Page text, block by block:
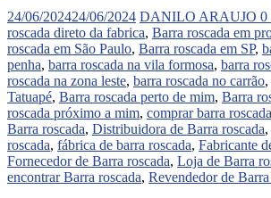
24/06/202424/06/2024 DANILO ARAUJO 0
roscada direto da fabrica, Barra roscada em
roscada em São Paulo, Barra roscada em SP,
penha, barra roscada na vila formosa, barra
roscada na zona leste, barra roscada no carrão,
Tatuapé, Barra roscada perto de mim, Barra
roscada próximo a mim, comprar barra roscada
Barra roscada, Distribuidora de Barra roscada,
roscada, fábrica de barra roscada, Fabricante
Fornecedor de Barra roscada, Loja de Barra
encontrar Barra roscada, Revendedor de Barra